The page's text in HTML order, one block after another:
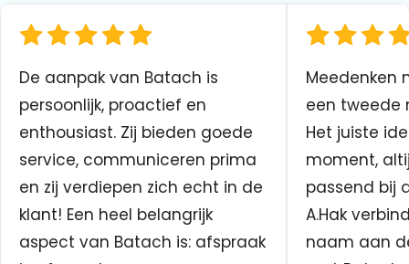
De aanpak van Batach is
persoonlijk, proactief en
enthousiast. Zij bieden goede
service, communiceren prima
en zij verdiepen zich echt in de
klant! Een heel belangrijk
aspect van Batach is: afspraak
Meedenken
een tweede
Het juiste
moment,
passend bij
A.Hak
naam aan